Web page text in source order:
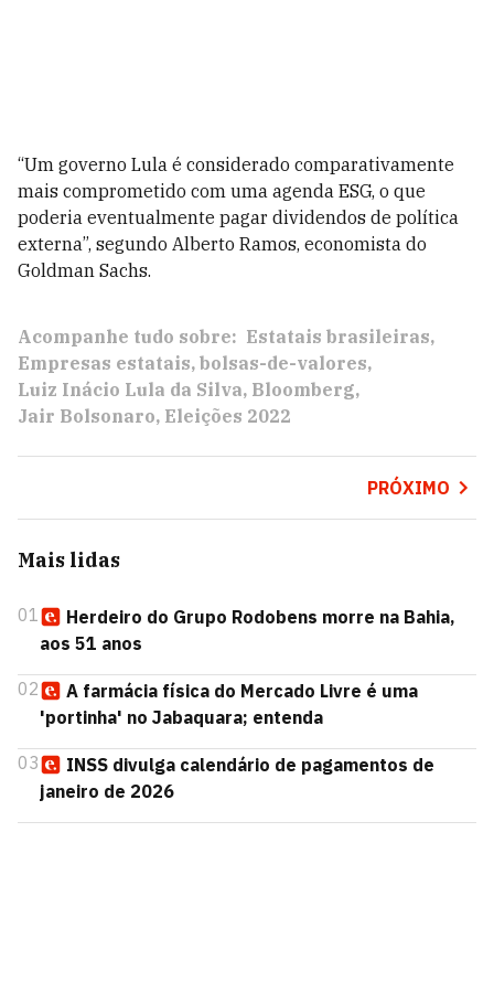
“Um governo Lula é considerado comparativamente
mais comprometido com uma agenda ESG, o que
poderia eventualmente pagar dividendos de política
externa”, segundo Alberto Ramos, economista do
Goldman Sachs.
Acompanhe tudo sobre: Estatais brasileiras
Empresas estatais bolsas-de-valores
Luiz Inácio Lula da Silva Bloomberg
Jair Bolsonaro Eleições 2022
PRÓXIMO
Mais lidas
01
Herdeiro do Grupo Rodobens morre na Bahia,
aos 51 anos
02
A farmácia física do Mercado Livre é uma
'portinha' no Jabaquara; entenda
03
INSS divulga calendário de pagamentos de
janeiro de 2026